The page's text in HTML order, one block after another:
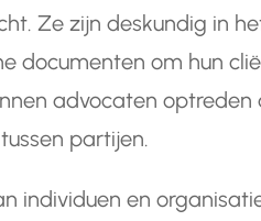
Ze zijn deskundig in
documenten om hun
advocaten
partijen.
individuen en